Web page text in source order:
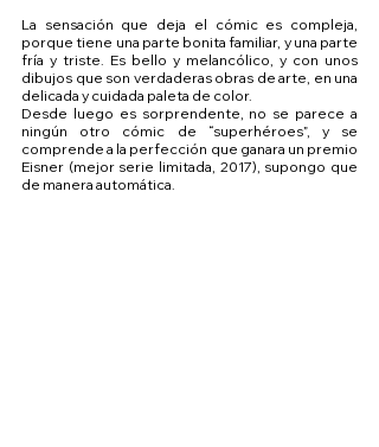
La sensación que deja el cómic es compleja,
porque tiene una parte bonita familiar, y una parte
fría y triste. Es bello y melancólico, y con unos
dibujos que son verdaderas obras de arte, en una
delicada y cuidada paleta de color.
Desde luego es sorprendente, no se parece a
ningún otro cómic de “superhéroes”, y se
comprende a la perfección que ganara un premio
Eisner (mejor serie limitada, 2017), supongo que
de manera automática.